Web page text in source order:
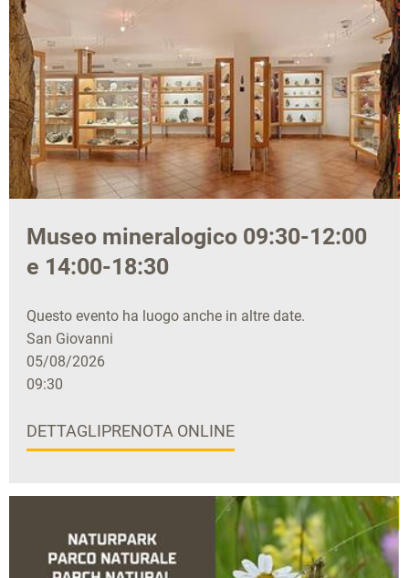
Museo mineralogico 09:30-12:00
e 14:00-18:30
Questo evento ha luogo anche in altre date.
San Giovanni
05/08/2026
09:30
DETTAGLIPRENOTA ONLINE